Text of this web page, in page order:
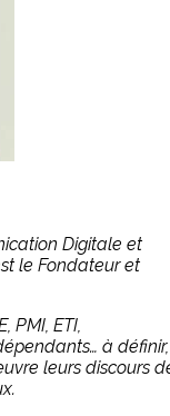
Digitale et
le Fondateur et
PMI, ETI,
à définir,
leurs discours